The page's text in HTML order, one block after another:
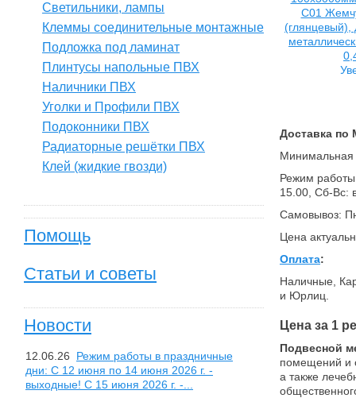
Светильники, лампы
Клеммы соединительные монтажные
Подложка под ламинат
Плинтусы напольные ПВХ
Наличники ПВХ
Уголки и Профили ПВХ
Подоконники ПВХ
Радиаторные решётки ПВХ
Клей (жидкие гвозди)
Помощь
Статьи и советы
Новости
12.06.26
Режим работы в праздничные
дни: С 12 июня по 14 июня 2026 г. -
выходные! С 15 июня 2026 г. -...
Доставка по
Минимальная
Режим работы
15.00, Сб-Вс:
Самовывоз:
Цена
Оплата:
Наличные,
и Юрлиц.
Цена за 1
Подвесной
помещений и
а также